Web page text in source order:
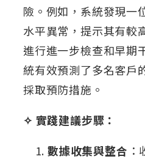
險。例如，系統發現一
水平異常，提示其有較
進行進一步檢查和早期
統有效預測了多名客戶
採取預防措施。
✧ 實踐建議步驟：
數據收集與整合